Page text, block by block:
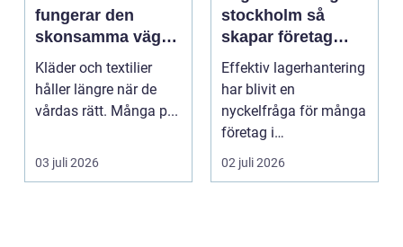
fungerar den
skonsamma vägen
till rena kläder
Kläder och textilier
håller längre när de
vårdas rätt. Många p...
03 juli 2026
stockholm så
skapar företag
effektiva och
flexibla flöden
Effektiv lagerhantering
har blivit en
nyckelfråga för många
företag i
Stockholmsregionen.
Konkurrens...
02 juli 2026